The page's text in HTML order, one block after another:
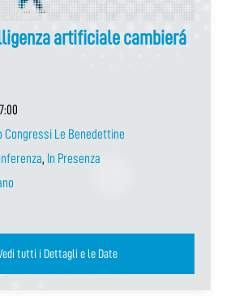
artificiale cambierá
Congressi Le Benedettine
, In Presenza
tutti i Dettagli e le Date